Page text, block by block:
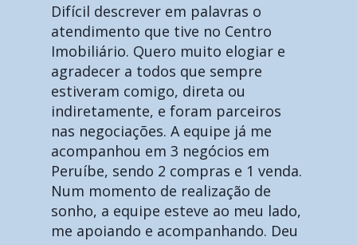
Difícil descrever em palavras o
atendimento que tive no Centro
Imobiliário. Quero muito elogiar e
agradecer a todos que sempre
estiveram comigo, direta ou
indiretamente, e foram parceiros
nas negociações. A equipe já me
acompanhou em 3 negócios em
Peruíbe, sendo 2 compras e 1 venda.
Num momento de realização de
sonho, a equipe esteve ao meu lado,
me apoiando e acompanhando. Deu